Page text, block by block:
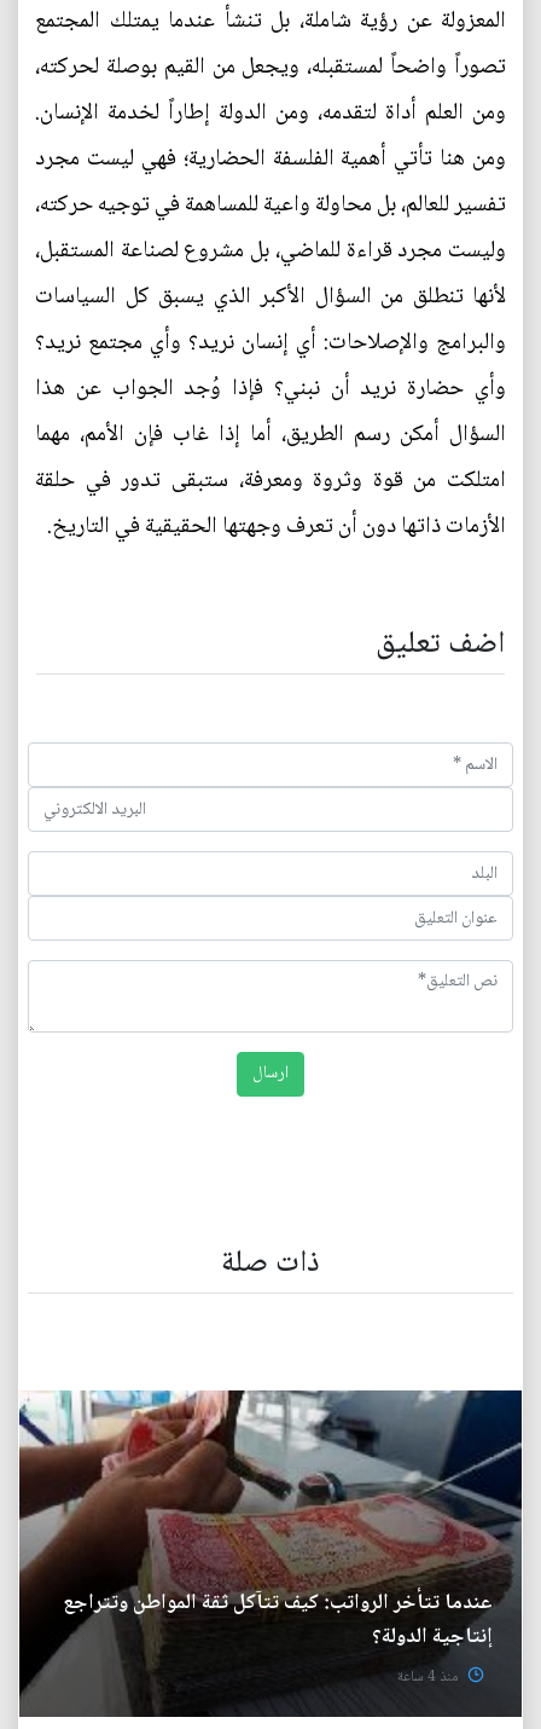
المعزولة عن رؤية شاملة، بل تنشأ عندما يمتلك المجتمع
تصوراً واضحاً لمستقبله، ويجعل من القيم بوصلة لحركته،
ومن العلم أداة لتقدمه، ومن الدولة إطاراً لخدمة الإنسان.
ومن هنا تأتي أهمية الفلسفة الحضارية؛ فهي ليست مجرد
تفسير للعالم، بل محاولة واعية للمساهمة في توجيه حركته،
وليست مجرد قراءة للماضي، بل مشروع لصناعة المستقبل،
لأنها تنطلق من السؤال الأكبر الذي يسبق كل السياسات
والبرامج والإصلاحات: أي إنسان نريد؟ وأي مجتمع نريد؟
وأي حضارة نريد أن نبني؟ فإذا وُجد الجواب عن هذا
السؤال أمكن رسم الطريق، أما إذا غاب فإن الأمم، مهما
امتلكت من قوة وثروة ومعرفة، ستبقى تدور في حلقة
الأزمات ذاتها دون أن تعرف وجهتها الحقيقية في التاريخ.
اضف تعليق
ذات صلة
عندما تتأخر الرواتب: كيف تتآكل ثقة المواطن وتتراجع
إنتاجية الدولة؟
منذ 4 ساعة